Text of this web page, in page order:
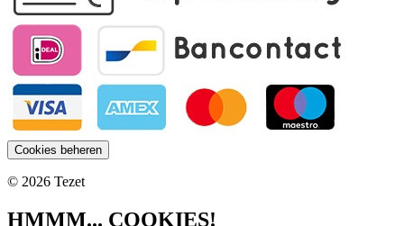
Cookies beheren
© 2026 Tezet
HMMM... COOKIES!